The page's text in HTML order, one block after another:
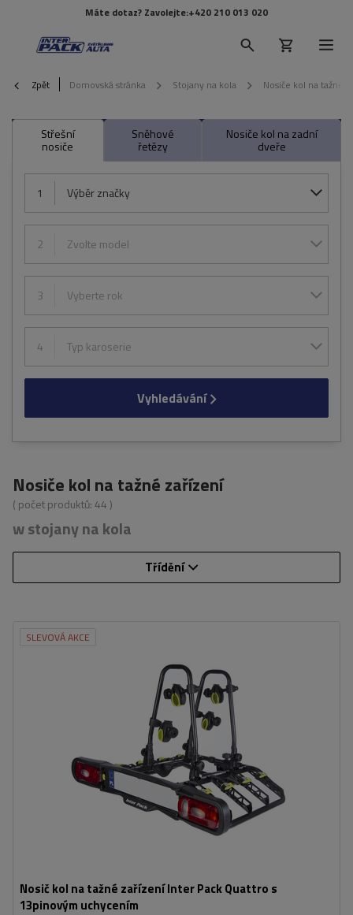
Máte dotaz? Zavolejte:+420 210 013 020
Zpět Domovská stránka Stojany na kola Nosiče kol na tažné
Střešní
nosiče
Sněhové
řetězy
Nosiče kol na zadní
dveře
1 Výběr značky
2 Zvolte model
3 Vyberte rok
4 Typ karoserie
Vyhledávání
Nosiče kol na tažné zařízení
( počet produktů:44 )
w stojany na kola
Třídění
SLEVOVÁ AKCE
Nosič kol na tažné zařízení Inter Pack Quattro s
13pinovým uchycením
Maximální hmotnost jízdního kola:
15 kg
60 kg
1140 mm
částečně skládací konstrukce pro snadné skladování
možnost naklápění plošiny i s jízdními koly